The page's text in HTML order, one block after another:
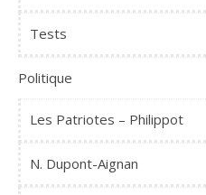
Tests
Politique
Les Patriotes – Philippot
N. Dupont-Aignan